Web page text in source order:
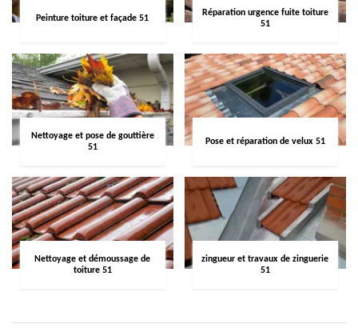
Peinture toiture et façade 51
Réparation urgence fuite toiture
51
Nettoyage et pose de gouttière
51
Pose et réparation de velux 51
Nettoyage et démoussage de
toiture 51
zingueur et travaux de zinguerie
51